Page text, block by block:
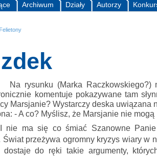
Autorzy
Działy
Archiwum
Felietony
Na rysunku (Marka Raczkowskiego?)
komentuje pokazywane tam
Marsjanie? Wystarczy deska uwiązana
- A co? Myślisz, że Marsjanie nie
ma się co śmiać Szanowne Panie
Świat przeżywa ogromny kryzys wiary w
dostaje do ręki takie argumenty,